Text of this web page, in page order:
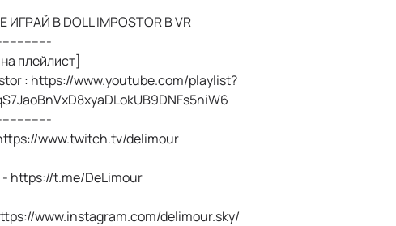
В DOLL IMPOSTOR В VR
плейлист]
: https://www.youtube.com/playlist?
www.twitch.tv/delimour
- https://t.me/DeLimour
www.instagram.com/delimour.sky/